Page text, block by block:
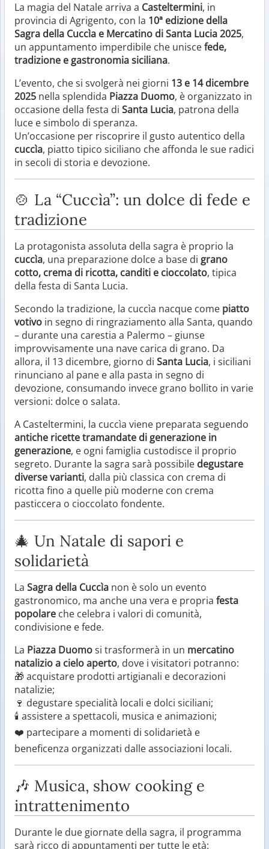
La magia del Natale arriva a Casteltermini, in
provincia di Agrigento, con la 10ª edizione della
Sagra della Cuccìa e Mercatino di Santa Lucia 2025,
un appuntamento imperdibile che uniscefede,
tradizione e gastronomia siciliana.
L’evento, che si svolgerà nei giorni 13 e 14 dicembre
2025 nella splendida Piazza Duomo, è organizzato in
occasione della festa di Santa Lucia, patrona della
luce e simbolo di speranza.
Un’occasione per riscoprire il gusto autentico della
cuccìa, piatto tipico siciliano che affonda le sue radici
in secoli di storia e devozione.
🍲 La “Cuccìa”: un dolce di fede e
tradizione
La protagonista assoluta della sagra è proprio la
cuccìa, una preparazione dolce a base di grano
cotto, crema di ricotta, canditi e cioccolato, tipica
della festa di Santa Lucia.
Secondo la tradizione, la cuccìa nacque come piatto
votivo in segno di ringraziamento alla Santa, quando
– durante una carestia a Palermo – giunse
improvvisamente una nave carica di grano. Da
allora, il 13 dicembre, giorno di Santa Lucia, i siciliani
rinunciano al pane e alla pasta in segno di
devozione, consumando invece grano bollito in varie
versioni: dolce o salata.
A Casteltermini, la cuccìa viene preparata seguendo
antiche ricette tramandate di generazione in
generazione, e ogni famiglia custodisce il proprio
segreto. Durante la sagra sarà possibile degustare
diverse varianti, dalla più classica con crema di
ricotta fino a quelle più moderne con crema
pasticcera o cioccolato fondente.
🎄 Un Natale di sapori e
solidarietà
La Sagra della Cuccìa non è solo un evento
gastronomico, ma anche una vera e propria festa
popolare che celebra i valori di comunità,
condivisione e fede.
La Piazza Duomosi trasformerà in un mercatino
natalizio a cielo aperto, dove i visitatori potranno:
🎁 acquistare prodotti artigianali e decorazioni
natalizie;
🍷 degustare specialità locali e dolci siciliani;
🕯️ assistere a spettacoli, musica e animazioni;
❤️ partecipare a momenti di solidarietà e
beneficenza organizzati dalle associazioni locali.
🎶 Musica, show cooking e
intrattenimento
Durante le due giornate della sagra, il programma
sarà ricco di appuntamenti per tutte le età: